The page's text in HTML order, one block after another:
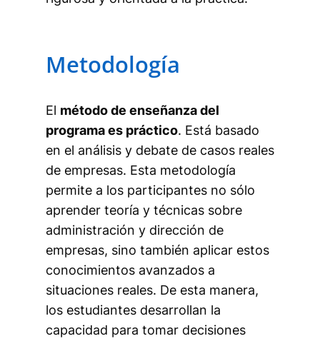
Metodología
El método de enseñanza del
programa es práctico. Está basado
en el análisis y debate de casos reales
de empresas. Esta metodología
permite a los participantes no sólo
aprender teoría y técnicas sobre
administración y dirección de
empresas, sino también aplicar estos
conocimientos avanzados a
situaciones reales. De esta manera,
los estudiantes desarrollan la
capacidad para tomar decisiones